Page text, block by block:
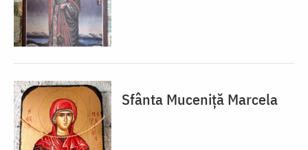
Sfânta Muceniță Marcela